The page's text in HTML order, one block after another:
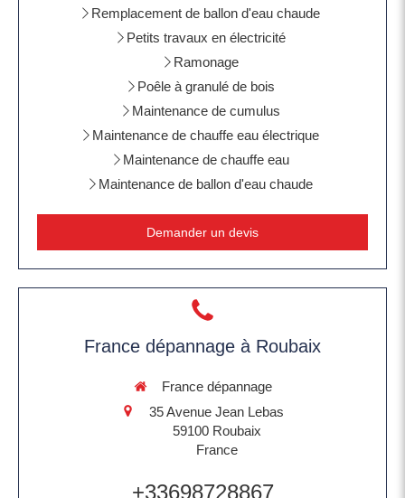
Remplacement de ballon d'eau chaude
Petits travaux en électricité
Ramonage
Poêle à granulé de bois
Maintenance de cumulus
Maintenance de chauffe eau électrique
Maintenance de chauffe eau
Maintenance de ballon d'eau chaude
Demander un devis
France dépannage à Roubaix
France dépannage
35 Avenue Jean Lebas
59100 Roubaix
France
+33698728867